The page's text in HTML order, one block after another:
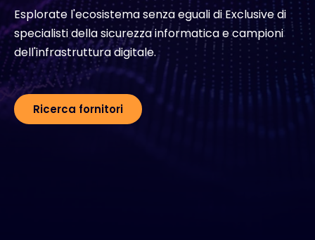
Portale dei partner
Accesso Exclusive Access
Exclusive Access - Per saperne di più
Esplorate l'ecosistema senza eguali di Exclusive di
specialisti della sicurezza informatica e campioni
dell'infrastruttura digitale.
Ricerca fornitori